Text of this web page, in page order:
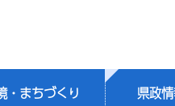
・まちづくり 県政